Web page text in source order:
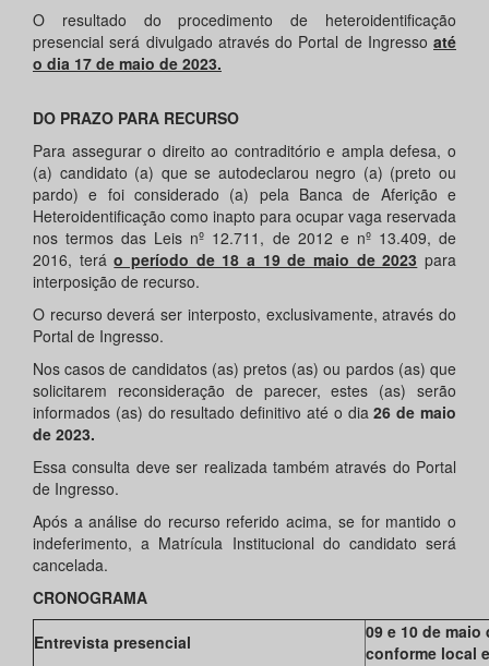
O resultado do procedimento de heteroidentificação
presencial será divulgado através do Portal de Ingresso até
o dia 17 de maio de 2023.
DO PRAZO PARA RECURSO
Para assegurar o direito ao contraditório e ampla defesa, o
(a) candidato (a) que se autodeclarou negro (a) (preto ou
pardo) e foi considerado (a) pela Banca de Aferição e
Heteroidentificação como inapto para ocupar vaga reservada
nos termos das Leis nº 12.711, de 2012 e nº 13.409, de
2016, teráo período de 18 a 19 de maio de 2023 para
interposição de recurso.
O recurso deverá ser interposto, exclusivamente, através do
Portal de Ingresso.
Nos casos de candidatos (as) pretos (as) ou pardos (as) que
solicitarem reconsideração de parecer, estes (as) serão
informados (as) do resultado definitivo até o dia26 de maio
de 2023.
Essa consulta deve ser realizada também através do Portal
de Ingresso.
Após a análise do recurso referido acima, se for mantido o
indeferimento, a Matrícula Institucional do candidato será
cancelada.
CRONOGRAMA
Entrevista presencial
09 e 10 de maio
conforme local